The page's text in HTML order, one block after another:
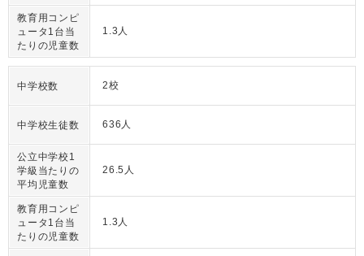
教育用コンピ
ュータ1台当
たりの児童数
1.3人
中学校数 2校
中学校生徒数 636人
公立中学校1
学級当たりの
平均児童数
26.5人
教育用コンピ
ュータ1台当
たりの児童数
1.3人